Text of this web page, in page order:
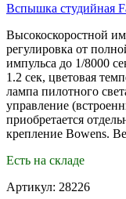
Вспышка студийная
Высокоскоростной
регулировка от
импульса до 1/8000
1.2 сек, цветовая
лампа пилотного
управление
приобретается
крепление Bowens.
Есть на складе
Артикул: 28226